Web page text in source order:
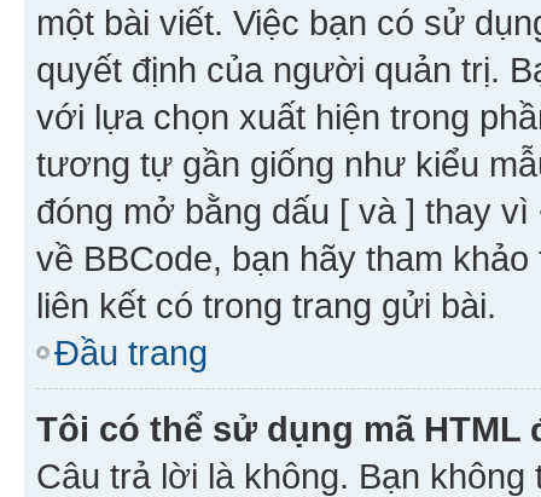
một bài viết. Việc bạn có sử
quyết định của người quản trị.
với lựa chọn xuất hiện trong
tương tự gần giống như kiểu
đóng mở bằng dấu [ và ] thay
về BBCode, bạn hãy tham
liên kết có trong trang gửi bài.
Đầu trang
Tôi có thể sử dụng mã
Câu trả lời là không. Bạn